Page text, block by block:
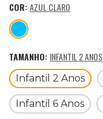
COR:AZUL CLARO
TAMANHO: INFANTIL 2 ANOS
Infantil 2 Anos
Infantil 6 Anos